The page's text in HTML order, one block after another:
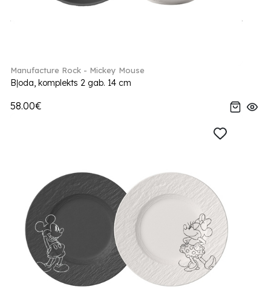
Manufacture Rock - Mickey Mouse
Bļoda, komplekts 2 gab. 14 cm
58.00€